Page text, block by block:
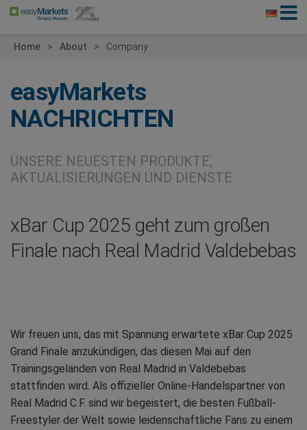
Home About Company
easyMarkets
NACHRICHTEN
UNSERE NEUESTEN PRODUKTE,
AKTUALISIERUNGEN UND DIENSTE
xBar Cup 2025 geht zum großen
Finale nach Real Madrid Valdebebas
Wir freuen uns, das mit Spannung erwartete xBar Cup 2025
Grand Finale anzukündigen, das diesen Mai auf den
Trainingsgeländen von Real Madrid in Valdebebas
stattfinden wird. Als offizieller Online-Handelspartner von
Real Madrid C.F. sind wir begeistert, die besten Fußball-
Freestyler der Welt sowie leidenschaftliche Fans zu einem